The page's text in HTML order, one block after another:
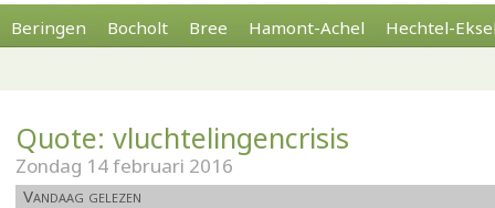
Beringen Bocholt Bree Hamont-Achel Hechtel-
Quote: vluchtelingencrisis
Zondag 14 februari 2016
Vandaag gelezen